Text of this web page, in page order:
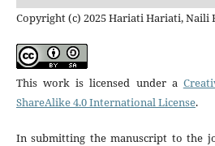
Copyright (c) 2025 Hariati Hariati, Naili
This work is licensed under a
ShareAlike 4.0 International License.
In submitting the manuscript to the